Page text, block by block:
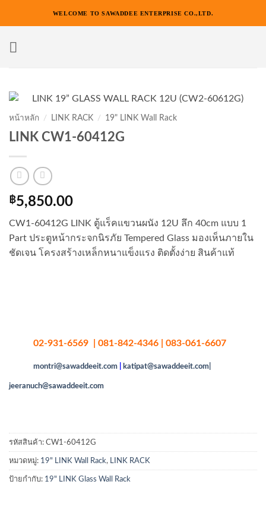
เนื้อหา
WELCOME TO SAWADDEE ENTERPRISE CO.,LTD.
หน้าหลัก / LINK RACK / 19" LINK Wall Rack
LINK CW1-60412G
฿5,850.00
CW1-60412G LINK ตู้แร็คแขวนผนัง 12U ลึก 40cm แบบ 1
Part ประตูหน้ากระจกนิรภัย Tempered Glass มองเห็นภายใน
ชัดเจน โครงสร้างเหล็กหนาแข็งแรง ติดตั้งง่าย สินค้าแท้
02-931-6569 | 081-842-4346 | 083-061-6607
montri@sawaddeeit.com katipat@sawaddeeit.com|
jeeranuch@sawaddeeit.com
รหัสสินค้า: CW1-60412G
หมวดหมู่: 19" LINK Wall Rack, LINK RACK
ป้ายกำกับ: 19" LINK Glass Wall Rack